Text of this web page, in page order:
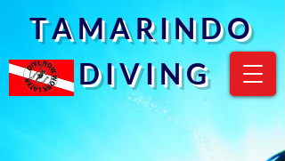
T A M A R I N D O
D I V I N G